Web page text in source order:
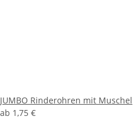
JUMBO Rinderohren mit Muschel
ab 1,75 €